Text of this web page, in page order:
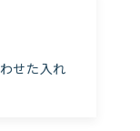
せた入れ